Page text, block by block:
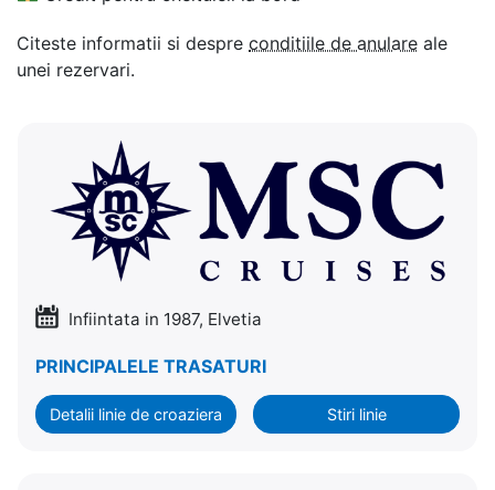
Citeste informatii si despre conditiile de anulare ale
unei rezervari.
Infiintata in 1987, Elvetia
PRINCIPALELE TRASATURI
Detalii linie de croaziera Stiri linie